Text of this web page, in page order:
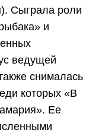
Сыграла роли
и
ведущей
снималась
которых «В
Ее